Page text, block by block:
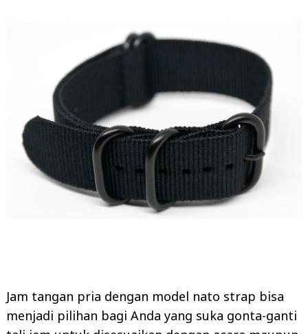
Jam tangan pria dengan model nato strap bisa
menjadi pilihan bagi Anda yang suka gonta-ganti